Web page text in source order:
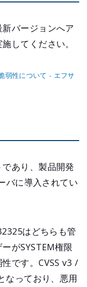
バージョンへア
してください。
弱性について - エフサ
あり、製品開発
バに導入されてい
はどちらも管
がSYSTEM権限
です。CVSS v3 /
なっており、悪用